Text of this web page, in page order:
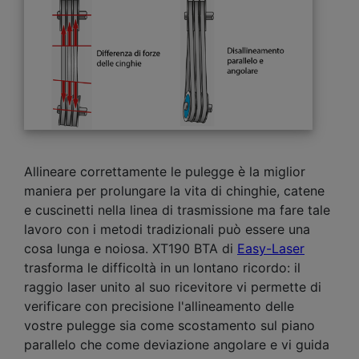
Allineare correttamente le pulegge è la miglior
maniera per prolungare la vita di chinghie, catene
e cuscinetti nella linea di trasmissione ma fare tale
lavoro con i metodi tradizionali può essere una
cosa lunga e noiosa. XT190 BTA di Easy-Laser
trasforma le difficoltà in un lontano ricordo: il
raggio laser unito al suo ricevitore vi permette di
verificare con precisione l'allineamento delle
vostre pulegge sia come scostamento sul piano
parallelo che come deviazione angolare e vi guida